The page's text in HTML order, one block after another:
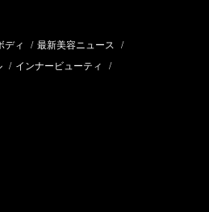
ディ / 最新美容ニュース /
/ インナービューティ /